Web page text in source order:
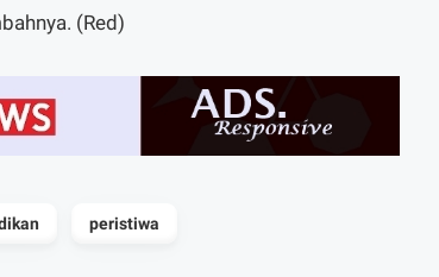
(Red)
peristiwa